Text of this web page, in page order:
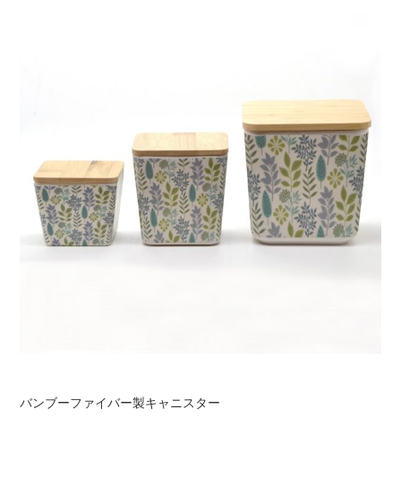
バンブーファイバー製キャニスター